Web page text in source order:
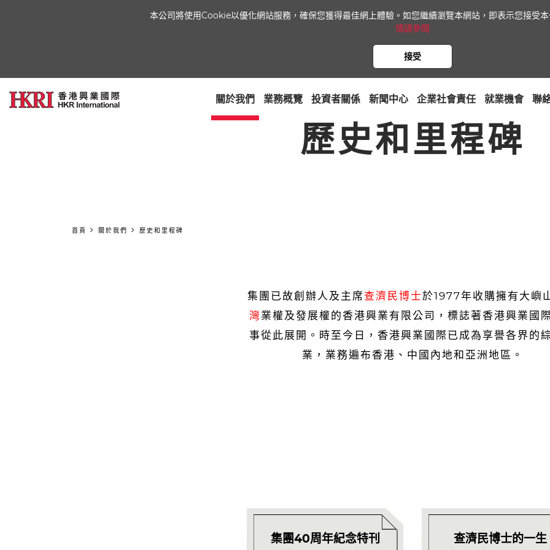
本公司將使用Cookie以優化網站服務，確保您獲得最佳網上體驗。如您繼續瀏覽本網站，即表示您接受
情請參閱
接受
關於我們 業務概覽 投資者關係 新聞中心 企業社會責任 就業機會 聯
歷史和里程碑
首頁 關於我們 歷史和里程碑
集團已故創辦人及主席查濟民博士於1977年收購擁有大嶼
灣 業權及發展權的香港興業有限公司，標誌著香港興業國
事從此展開。時至今日，香港興業國際已成為享譽各界的
業，業務遍布香港、中國內地和亞洲地區。
集團40周年紀念特刊 查濟民博士的一生